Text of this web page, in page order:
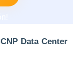
Data Center